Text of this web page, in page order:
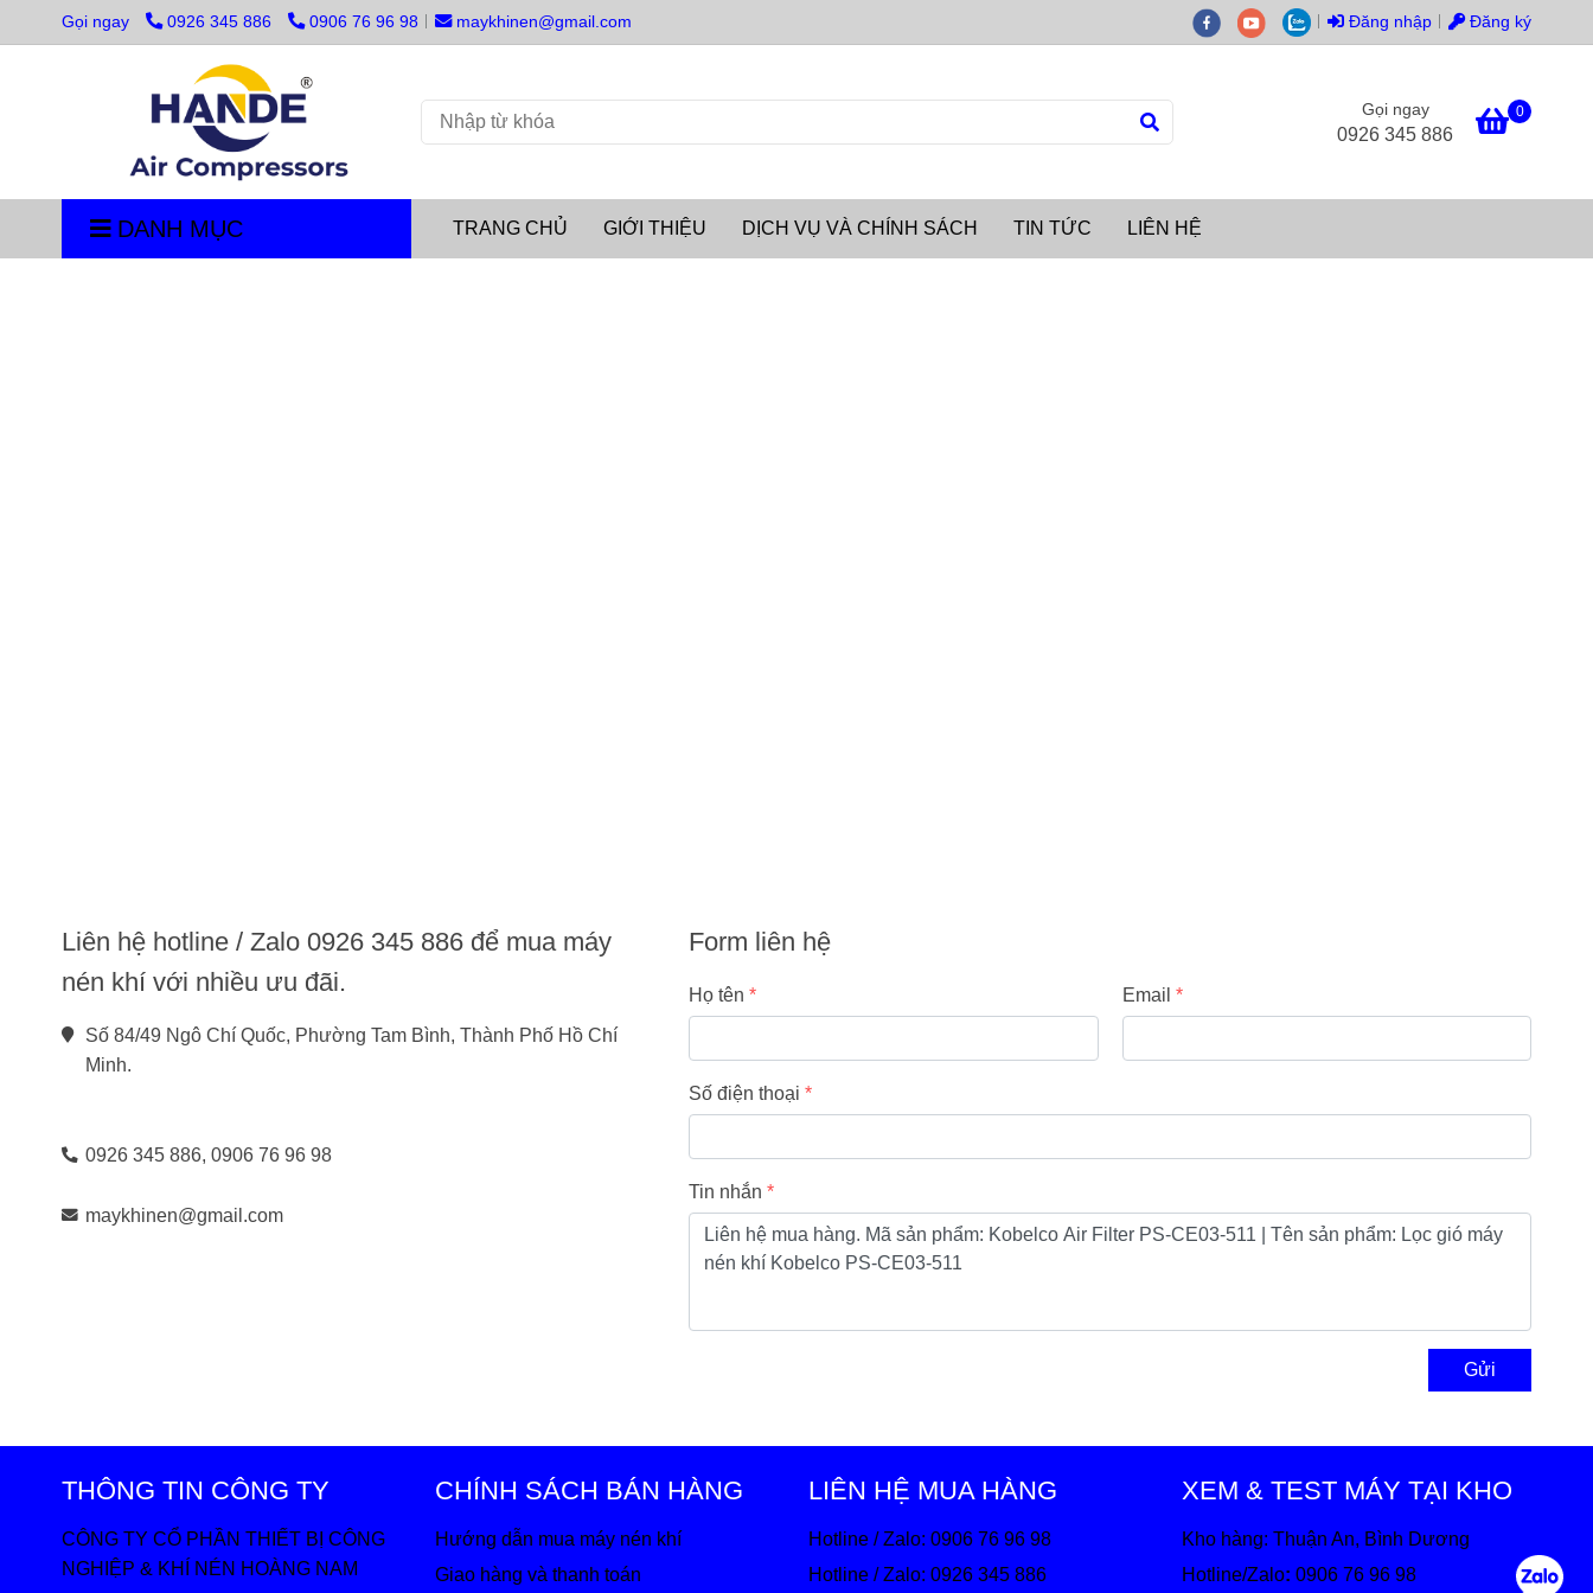
Gọi ngay 0926 345 886 0906 76 96 98 maykhinen@gmail.com Đăng nhập Đăng ký
Gọi ngay
0926 345 886
0
DANH MỤC TRANG CHỦ GIỚI THIỆU DỊCH VỤ VÀ CHÍNH SÁCH TIN TỨC LIÊN HỆ
Liên hệ hotline / Zalo 0926 345 886 để mua máy
nén khí với nhiều ưu đãi.
Số 84/49 Ngô Chí Quốc, Phường Tam Bình, Thành Phố Hồ Chí
Minh.
0926 345 886, 0906 76 96 98
maykhinen@gmail.com
Form liên hệ
Họ tên Email
Số điện thoại
Tin nhắn
Gửi
THÔNG TIN CÔNG TY
CÔNG TY CỔ PHẦN THIẾT BỊ CÔNG
NGHIỆP & KHÍ NÉN HOÀNG NAM
CHÍNH SÁCH BÁN HÀNG
Hướng dẫn mua máy nén khí
Giao hàng và thanh toán
LIÊN HỆ MUA HÀNG
Hotline / Zalo: 0906 76 96 98
Hotline / Zalo: 0926 345 886
XEM & TEST MÁY TẠI KHO
Kho hàng: Thuận An, Bình Dương
Hotline/Zalo: 0906 76 96 98